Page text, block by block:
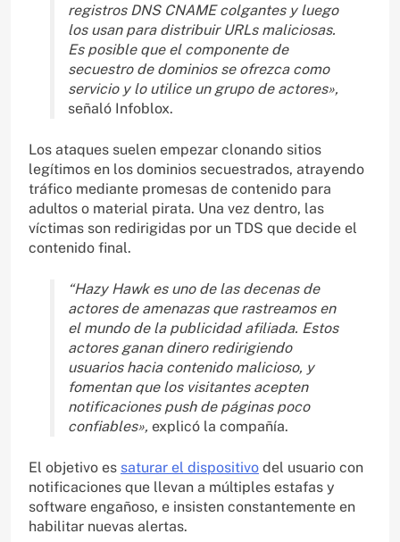
registros DNS CNAME colgantes y luego
los usan para distribuir URLs maliciosas.
Es posible que el componente de
secuestro de dominios se ofrezca como
servicio y lo utilice un grupo de actores»,
señaló Infoblox.
Los ataques suelen empezar clonando sitios
legítimos en los dominios secuestrados, atrayendo
tráfico mediante promesas de contenido para
adultos o material pirata. Una vez dentro, las
víctimas son redirigidas por un TDS que decide el
contenido final.
“Hazy Hawk es uno de las decenas de
actores de amenazas que rastreamos en
el mundo de la publicidad afiliada. Estos
actores ganan dinero redirigiendo
usuarios hacia contenido malicioso, y
fomentan que los visitantes acepten
notificaciones push de páginas poco
confiables», explicó la compañía.
El objetivo es saturar el dispositivo del usuario con
notificaciones que llevan a múltiples estafas y
software engañoso, e insisten constantemente en
habilitar nuevas alertas.